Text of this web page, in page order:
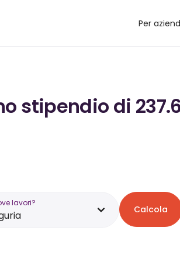
Per
stipendio di
lavori?
Calcola